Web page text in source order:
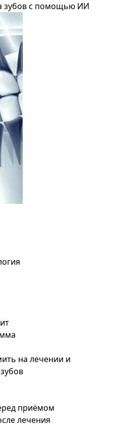
зубов с помощью ИИ
на лечении и
приёмом
лечения